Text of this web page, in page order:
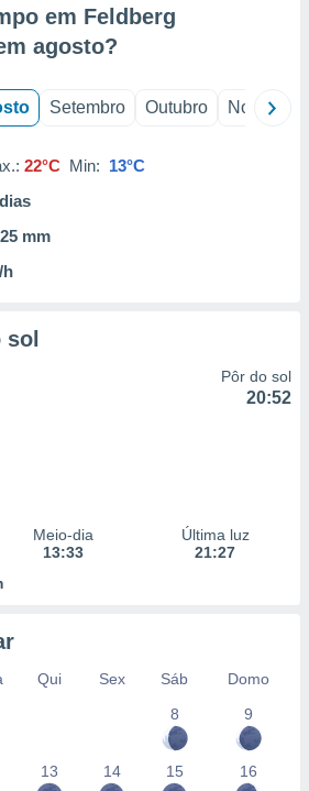
em Feldberg
agosto?
Setembro Outubro Novembro
22°C Min: 13°C
dias
mm
h
Pôr do sol
20:52
Meio-dia
13:33
Última luz
21:27
Qui Sex Sáb
Domo
8
9
13 14 15 16